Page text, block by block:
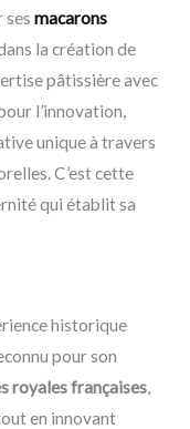
ses macarons
la création de
pâtissière avec
l’innovation,
unique à travers
C’est cette
qui établit sa
historique
pour son
royales françaises,
en innovant